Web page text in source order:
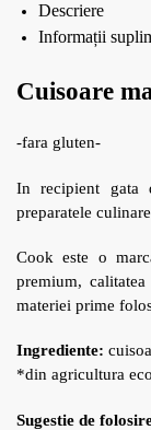
Descriere
Informații
Cuisoare
-fara gluten-
In recipient gata
preparatele
Cook este o
premium,
materiei prime
Ingrediente:
*din agricultura
Sugestie de